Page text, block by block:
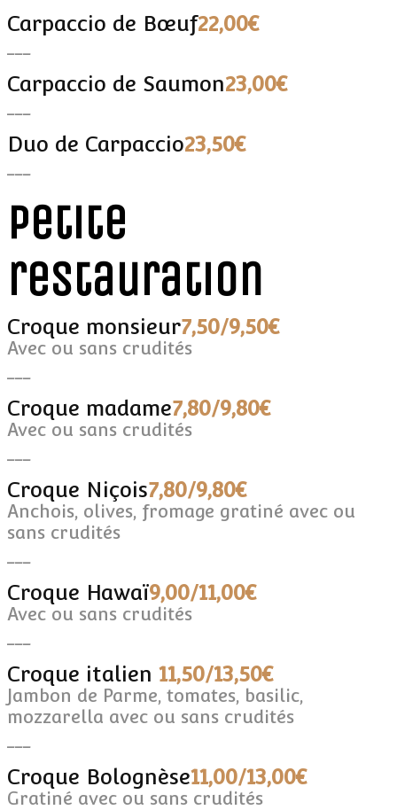
Carpaccio de Bœuf22,00€
Carpaccio de Saumon23,00€
Duo de Carpaccio23,50€
Petite
restauration
Croque monsieur7,50/9,50€
Avec ou sans crudités
Croque madame7,80/9,80€
Avec ou sans crudités
Croque Niçois7,80/9,80€
Anchois, olives, fromage gratiné avec ou
sans crudités
Croque Hawaï9,00/11,00€
Avec ou sans crudités
Croque italien 11,50/13,50€
Jambon de Parme, tomates, basilic,
mozzarella avec ou sans crudités
Croque Bolognèse11,00/13,00€
Gratiné avec ou sans crudités